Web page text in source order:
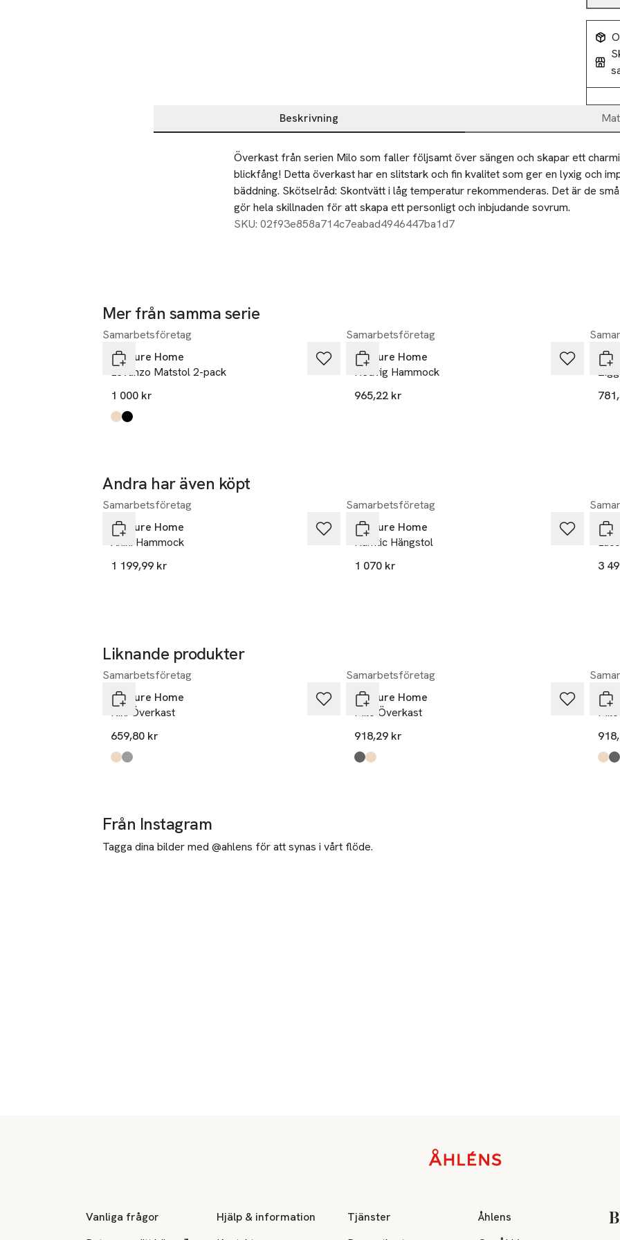
Beskrivning
Beskrivning
Överkast från serien Milo som faller följsamt över sängen och skapar ett
blickfång! Detta överkast har en slitstark och fin kvalitet som ger en lyxig och
bäddning. Skötselråd: Skontvätt i låg temperatur rekommenderas. Det är de
gör hela skillnaden för att skapa ett personligt och inbjudande sovrum.
SKU: 02f93e858a714c7eabad4946447ba1d7
Mer från samma serie
Hoppa över bildspelet
Samarbetsföretag
Venture Home
Levanzo Matstol 2-pack
1 000 kr
Produkten finns i färgerna:
beige
black
Samarbetsföretag
Venture Home
Hedvig Hammock
965,22 kr
Andra har även köpt
Hoppa över bildspelet
Samarbetsföretag
Venture Home
Anini Hammock
1 199,99 kr
Samarbetsföretag
Venture Home
Hamtic Hängstol
1 070 kr
3
Liknande produkter
Hoppa över bildspelet
Samarbetsföretag
Venture Home
Niki Överkast
659,80 kr
Produkten finns i färgerna:
beige
light grey
Samarbetsföretag
Venture Home
Milo Överkast
918,29 kr
Produkten finns i färgerna:
light grey
beige beige
light
Från Instagram
Tagga dina bilder med @ahlens för att synas i vårt flöde.
Vanliga frågor
Hjälp & information
Tjänster
Åhlens